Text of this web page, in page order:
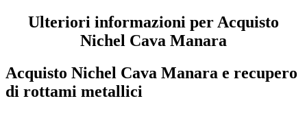
Ulteriori informazioni per Acquisto
Nichel Cava Manara
Acquisto Nichel Cava Manara e recupero
di rottami metallici